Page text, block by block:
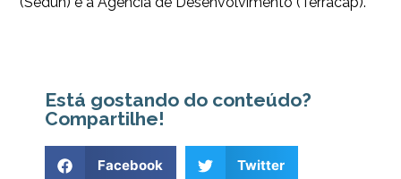
Está gostando do conteúdo?
Compartilhe!
Facebook Twitter